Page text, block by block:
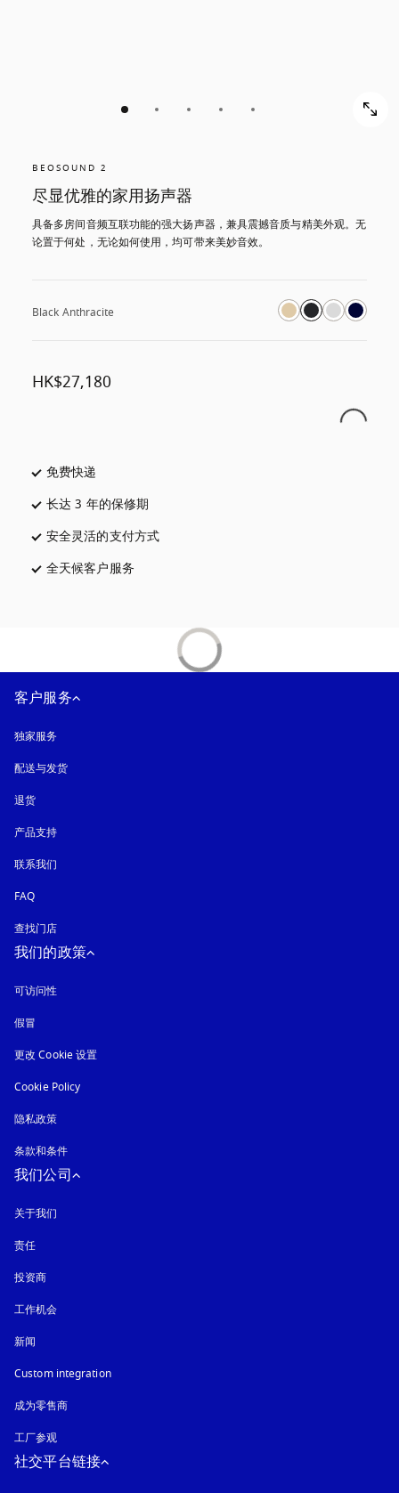
BEOSOUND 2
尽显优雅的家用扬声器
具备多房间音频互联功能的强大扬声器，兼具震撼音质与精美外观。无
论置于何处，无论如何使用，均可带来美妙音效。
Black Anthracite
HK$27,180
免费快递
长达 3 年的保修期
安全灵活的支付方式在新选项卡中打开
全天候客户服务
客户服务
独家服务
配送与发货
退货
产品支持
联系我们
FAQ
查找门店
我们的政策
可访问性
假冒
更改 Cookie 设置
Cookie Policy
隐私政策
条款和条件
我们公司
关于我们
责任
投资商
工作机会
新闻
Custom integration
成为零售商
工厂参观
社交平台链接